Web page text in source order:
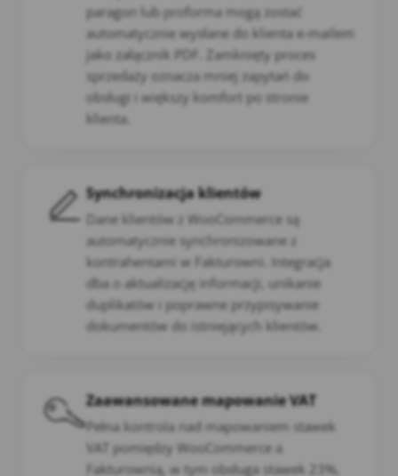
paragon lub proforma mogą zostać
automatycznie wysłane do klienta e-mailem
jako załącznik PDF. Zamknięty proces
sprzedaży oznacza mniej zapytań do
obsługi i większy komfort po stronie
klienta.
Synchronizacja klientów
Dane klientów z WooCommerce są
automatycznie synchronizowane z
kontrahentami w Fakturowni. Integracja
dba o aktualizację informacji, unikanie
duplikatów i poprawne przypisywanie
dokumentów do istniejących klientów.
Zaawansowane mapowanie VAT
Pełna kontrola nad mapowaniem stawek
VAT pomiędzy WooCommerce a
Fakturownią, w tym obsługa stawek 23%,